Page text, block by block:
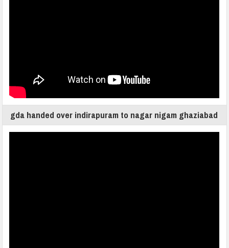
gda handed over indirapuram to nagar nigam ghaziabad